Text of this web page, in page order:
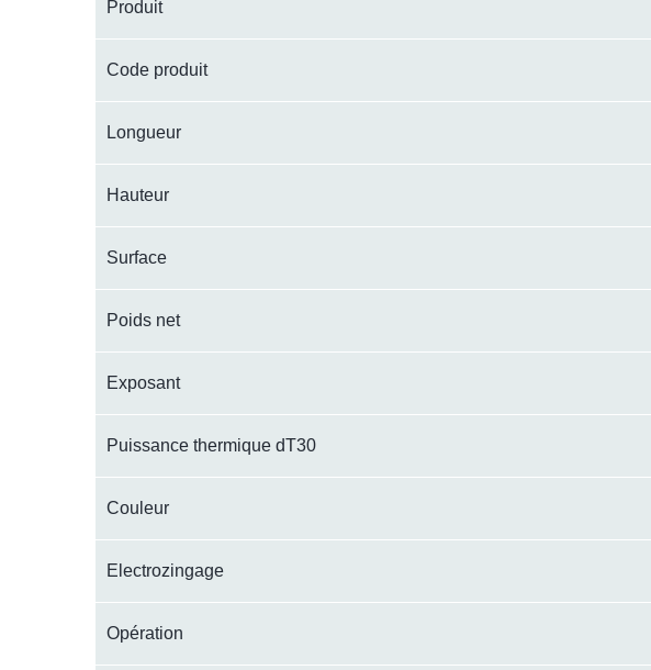
Produit
Code produit
Longueur
Hauteur
Surface
Poids net
Exposant
Puissance thermique dT30
Couleur
Electrozingage
Opération